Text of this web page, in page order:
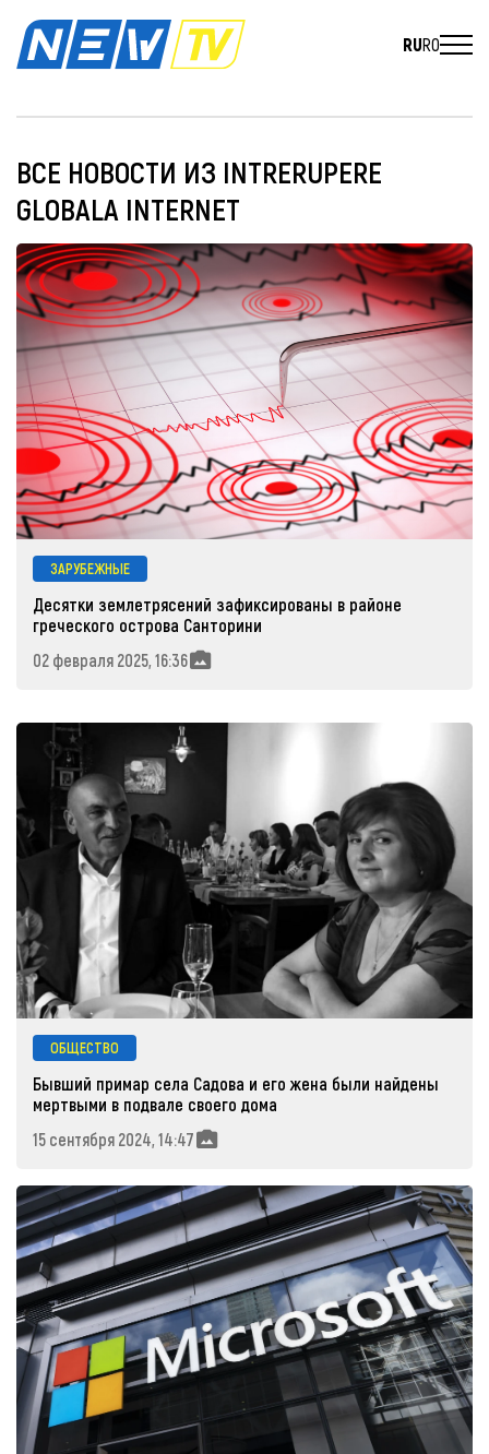
RURO
ВСЕ НОВОСТИ ИЗ INTRERUPERE
GLOBALA INTERNET
ЗАРУБЕЖНЫЕ
Десятки землетрясений зафиксированы в районе
греческого острова Санторини
02 февраля 2025, 16:36
ОБЩЕСТВО
Бывший примар села Садова и его жена были найдены
мертвыми в подвале своего дома
15 сентября 2024, 14:47